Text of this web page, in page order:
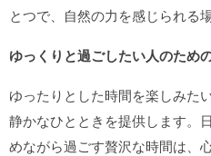
とつで、自然の力を感じられる
ゆっくりと過ごしたい人のため
ゆったりとした時間を楽しみた
静かなひとときを提供します。
めながら過ごす贅沢な時間は、